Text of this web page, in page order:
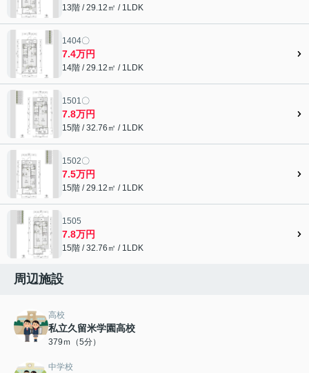
13階 / 29.12㎡ / 1LDK
1404〇
7.4万円
14階 / 29.12㎡ / 1LDK
1501〇
7.8万円
15階 / 32.76㎡ / 1LDK
1502〇
7.5万円
15階 / 29.12㎡ / 1LDK
1505
7.8万円
15階 / 32.76㎡ / 1LDK
周辺施設
高校
私立久留米学園高校
379ｍ（5分）
中学校